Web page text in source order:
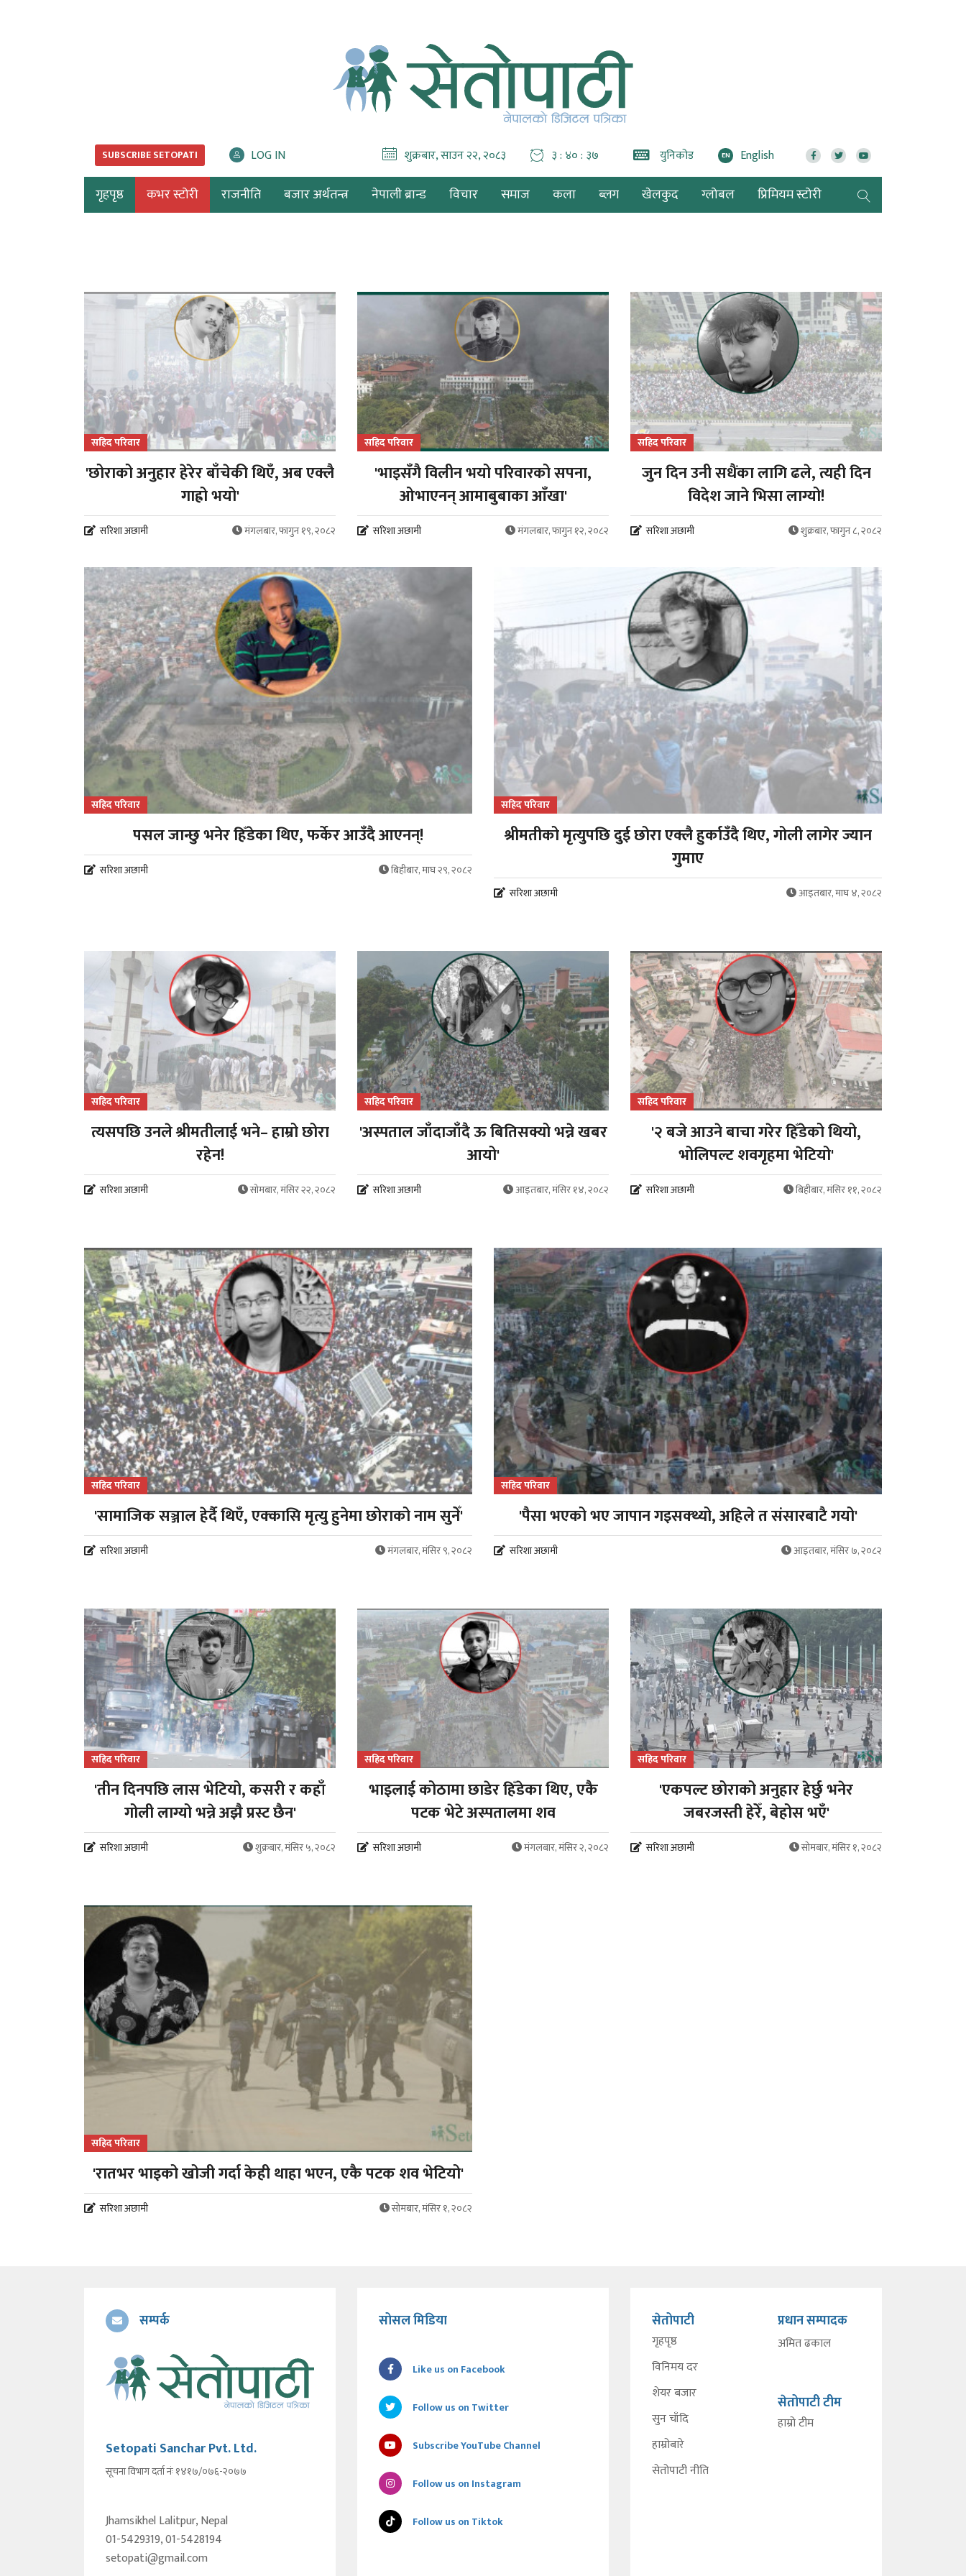
SUBSCRIBE SETOPATI LOG IN शुक्रबार, साउन २२, २०८३ ३ : ४० : ३९ युनिकोड EN English
गृहपृष्ठ कभर स्टोरी राजनीति बजार अर्थतन्त्र नेपाली ब्रान्ड विचार समाज कला ब्लग खेलकुद ग्लोबल प्रिमियम स्टोरी
सहिद परिवार
'छोराको अनुहार हेरेर बाँचेकी थिएँ, अब एक्लै
गाह्रो भयो'
सरिशा अछामी मंगलबार, फागुन १९, २०८२
सहिद परिवार
'भाइसँगै विलीन भयो परिवारको सपना,
ओभाएनन् आमाबुबाका आँखा'
सरिशा अछामी मंगलबार, फागुन १२, २०८२
सहिद परिवार
जुन दिन उनी सधैंका लागि ढले, त्यही दिन
विदेश जाने भिसा लाग्यो!
सरिशा अछामी शुक्रबार, फागुन ८, २०८२
सहिद परिवार
पसल जान्छु भनेर हिँडेका थिए, फर्केर आउँदै आएनन्!
सरिशा अछामी बिहीबार, माघ २९, २०८२
सहिद परिवार
श्रीमतीको मृत्युपछि दुई छोरा एक्लै हुर्काउँदै थिए, गोली लागेर ज्यान
गुमाए
सरिशा अछामी आइतबार, माघ ४, २०८२
सहिद परिवार
त्यसपछि उनले श्रीमतीलाई भने– हाम्रो छोरा
रहेन!
सरिशा अछामी सोमबार, मंसिर २२, २०८२
सहिद परिवार
'अस्पताल जाँदाजाँदै ऊ बितिसक्यो भन्ने खबर
आयो'
सरिशा अछामी आइतबार, मंसिर १४, २०८२
सहिद परिवार
'२ बजे आउने बाचा गरेर हिँडेको थियो,
भोलिपल्ट शवगृहमा भेटियो'
सरिशा अछामी बिहीबार, मंसिर ११, २०८२
सहिद परिवार
'सामाजिक सञ्जाल हेर्दै थिएँ, एक्कासि मृत्यु हुनेमा छोराको नाम सुनेँ'
सरिशा अछामी मंगलबार, मंसिर ९, २०८२
सहिद परिवार
'पैसा भएको भए जापान गइसक्थ्यो, अहिले त संसारबाटै गयो'
सरिशा अछामी आइतबार, मंसिर ७, २०८२
सहिद परिवार
'तीन दिनपछि लास भेटियो, कसरी र कहाँ
गोली लाग्यो भन्ने अझै प्रस्ट छैन'
सरिशा अछामी शुक्रबार, मंसिर ५, २०८२
सहिद परिवार
भाइलाई कोठामा छाडेर हिँडेका थिए, एकै
पटक भेटे अस्पतालमा शव
सरिशा अछामी मंगलबार, मंसिर २, २०८२
सहिद परिवार
'एकपल्ट छोराको अनुहार हेर्छु भनेर
जबरजस्ती हेरेँ, बेहोस भएँ'
सरिशा अछामी सोमबार, मंसिर १, २०८२
सहिद परिवार
'रातभर भाइको खोजी गर्दा केही थाहा भएन, एकै पटक शव भेटियो'
सरिशा अछामी सोमबार, मंसिर १, २०८२
सम्पर्क
Setopati Sanchar Pvt. Ltd.
सूचना विभाग दर्ता नंः १४१७/०७६-२०७७
Jhamsikhel Lalitpur, Nepal
01-5429319, 01-5428194
setopati@gmail.com
सोसल मिडिया
Like us on Facebook
Follow us on Twitter
Subscribe YouTube Channel
Follow us on Instagram
Follow us on Tiktok
सेतोपाटी
गृहपृष्ठ
विनिमय दर
शेयर बजार
सुन चाँदि
हाम्रोबारे
सेतोपाटी नीति
प्रधान सम्पादक
अमित ढकाल
सेतोपाटी टीम
हाम्रो टीम